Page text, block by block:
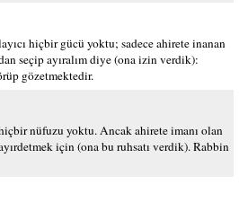
hiçbir gücü yoktu; sadece ahirete inanan
seçip ayıralım diye (ona izin verdik):
gözetmektedir.
nüfuzu yoktu. Ancak ahirete imanı olan
için (ona bu ruhsatı verdik). Rabbin